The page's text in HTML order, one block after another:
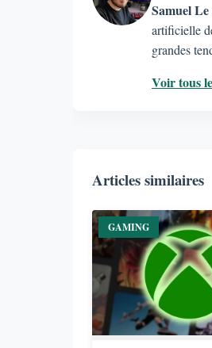
Samuel
artificielle
grandes
Voir tous
Articles similaires
GAMING